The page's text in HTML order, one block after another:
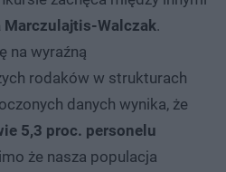
Marczulajtis-Walczak.
na wyraźną
rodaków w strukturach
danych wynika, że
5,3 proc. personelu
że nasza populacja